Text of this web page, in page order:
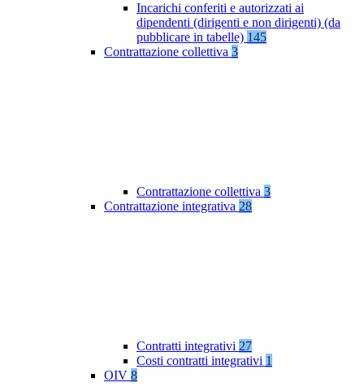
Incarichi conferiti e autorizzati ai
dipendenti (dirigenti e non dirigenti) (da
pubblicare in tabelle) 145
Contrattazione collettiva 3
Contrattazione collettiva 3
Contrattazione integrativa 28
Contratti integrativi 27
Costi contratti integrativi 1
OIV 8